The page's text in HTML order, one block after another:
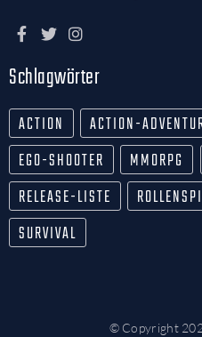
Schlagwörter
ACTION ACTION-
EGO-SHOOTER
MMORPG
RELEASE-LISTE
SURVIVAL
© Copyright